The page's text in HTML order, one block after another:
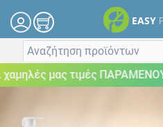
EASY
μας τιμές ΠΑΡΑΜΕΝΟΥΝ!